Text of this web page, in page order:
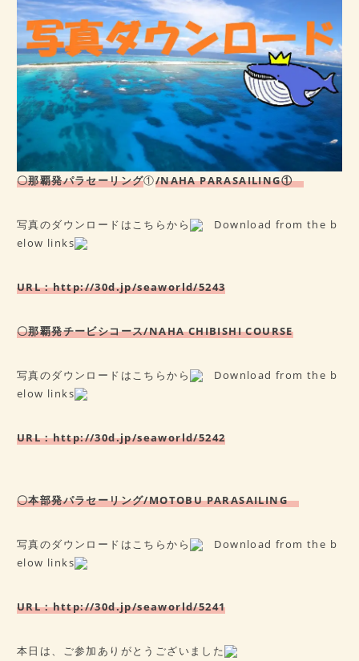
★ご予約はこちら★
会社概要
アクセス
〇那覇発パラセーリング①/NAHA PARASAILING①
写真のダウンロードはこちらから
Download from the b
elow links
URL：http://30d.jp/seaworld/5243
〇那覇発チービシコース/NAHA CHIBISHI COURSE
写真のダウンロードはこちらから
Download from the b
elow links
URL：http://30d.jp/seaworld/5242
〇本部発パラセーリング/MOTOBU PARASAILING
写真のダウンロードはこちらから
Download from the b
elow links
URL：http://30d.jp/seaworld/5241
本日は、ご参加ありがとうございました